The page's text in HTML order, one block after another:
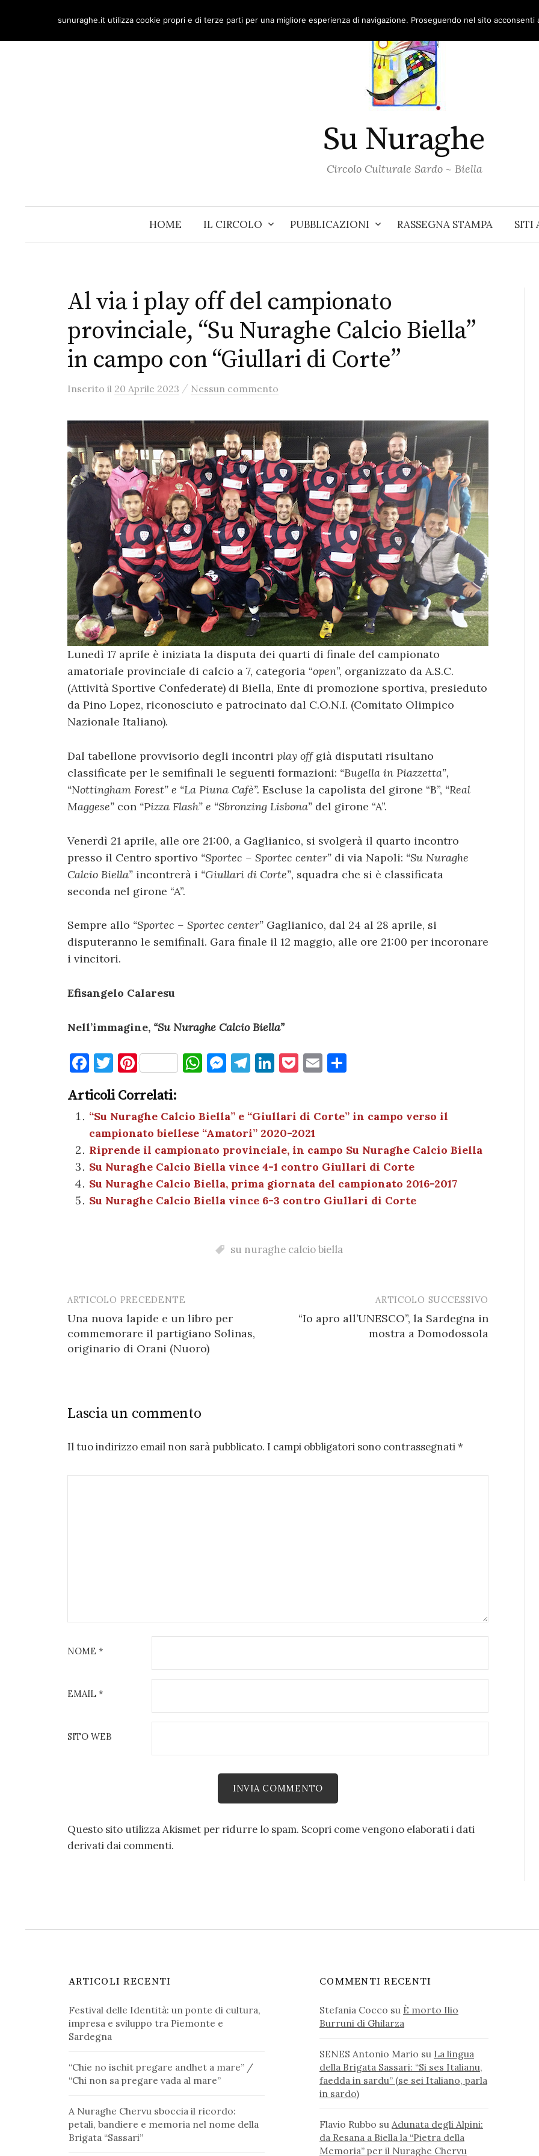
content
Su Nuraghe
Circolo Culturale Sardo ~ Biella
HOME IL CIRCOLO PUBBLICAZIONI RASSEGNA STAMPA SITI
Al via i play off del campionato
provinciale, “Su Nuraghe Calcio Biella”
in campo con “Giullari di Corte”
Inserito il 20 Aprile 2023 / Nessun commento
Lunedì 17 aprile è iniziata la disputa dei quarti di finale del campionato
amatoriale provinciale di calcio a 7, categoria “open”, organizzato da A.S.C.
(Attività Sportive Confederate) di Biella, Ente di promozione sportiva, presieduto
da Pino Lopez, riconosciuto e patrocinato dal C.O.N.I. (Comitato Olimpico
Nazionale Italiano).
Dal tabellone provvisorio degli incontri play offgià disputati risultano
classificate per le semifinali le seguenti formazioni: “Bugella in Piazzetta”,
“Nottingham Forest” e “La Piuna Cafè”. Escluse la capolista del girone “B”, “Real
Maggese” con “Pizza Flash” e “Sbronzing Lisbona” del girone “A”.
Venerdì 21 aprile, alle ore 21:00, a Gaglianico, si svolgerà il quarto incontro
presso il Centro sportivo “Sportec – Sportec center” di via Napoli: “Su Nuraghe
Calcio Biella” incontrerà i “Giullari di Corte”, squadra che si è classificata
seconda nel girone “A”.
Sempre allo “Sportec – Sportec center” Gaglianico, dal 24 al 28 aprile, si
disputeranno le semifinali. Gara finale il 12 maggio, alle ore 21:00 per incoronare
i vincitori.
Efisangelo Calaresu
Nell’immagine, “Su Nuraghe Calcio Biella”
F
c
e
b
o
o
k
T
it
te
r
Pi
er
es
t
W
s
A
p
p
M
n
g
er
T
gr
a
m
Li
e
dI
n
P
k
et
E
l di
di
Articoli Correlati:
“Su Nuraghe Calcio Biella” e “Giullari di Corte” in campo verso il
campionato biellese “Amatori” 2020-2021
Riprende il campionato provinciale, in campo Su Nuraghe Calcio Biella
Su Nuraghe Calcio Biella vince 4-1 contro Giullari di Corte
Su Nuraghe Calcio Biella, prima giornata del campionato 2016-2017
Su Nuraghe Calcio Biella vince 6-3 contro Giullari di Corte
su nuraghe calcio biella
Post
navigation
ARTICOLO PRECEDENTE
Una nuova lapide e un libro per
commemorare il partigiano Solinas,
originario di Orani (Nuoro)
ARTICOLO SUCCESSIVO
“Io apro all’UNESCO”, la Sardegna in
mostra a Domodossola
Lascia un commento
Il tuo indirizzo email non sarà pubblicato. I campi obbligatori sono contrassegnati*
NOME *
EMAIL *
SITO WEB
Questo sito utilizza Akismet per ridurre lo spam. Scopri come vengono elaborati i dati
derivati dai commenti.
ARTICOLI RECENTI
Festival delle Identità: un ponte di cultura,
impresa e sviluppo tra Piemonte e
Sardegna
“Chie no ischit pregare andhet a mare” /
“Chi non sa pregare vada al mare”
A Nuraghe Chervu sboccia il ricordo:
petali, bandiere e memoria nel nome della
Brigata “Sassari”
COMMENTI RECENTI
Stefania Cocco su È morto Ilio
Burruni di Ghilarza
SENES Antonio Mario su La lingua
della Brigata Sassari: “Si ses Italianu,
faedda in sardu” (se sei Italiano, parla
in sardo)
Flavio Rubbo su Adunata degli Alpini:
da Resana a Biella la “Pietra della
Memoria” per il Nuraghe Chervu
sunuraghe.it utilizza cookie propri e di terze parti per una migliore esperienza di navigazione. Proseguendo nel sito acconsenti